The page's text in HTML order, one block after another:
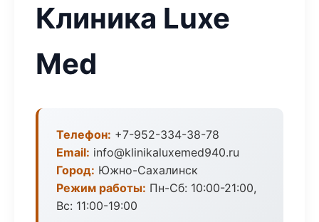
Клиника Luxe
Med
Телефон: +7-952-334-38-78
Email: info@klinikaluxemed940.ru
Город: Южно-Сахалинск
Режим работы: Пн-Сб: 10:00-21:00,
Вс: 11:00-19:00